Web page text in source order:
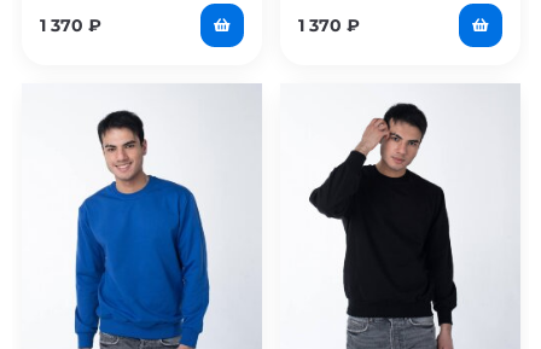
1 370 ₽ 1 370 ₽